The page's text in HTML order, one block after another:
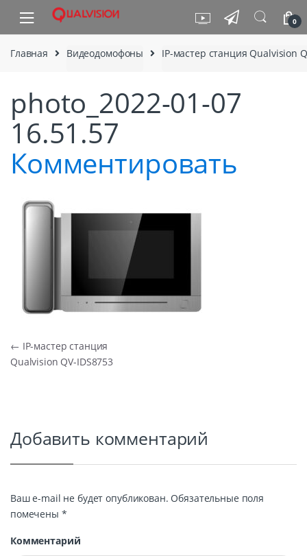
Skip to navigation
Skip to content
0
Главная Видеодомофоны IP-мастер станция Qualvision
photo_2022-01-07
16.51.57
Комментировать
Навигация по записям
← IP-мастер станция
Qualvision QV-IDS8753
Добавить комментарий
Ваш e-mail не будет опубликован. Обязательные поля
помечены *
Комментарий